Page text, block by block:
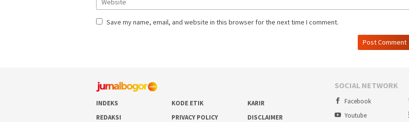
Save my name, email, and website in this browser for the next time I comment.
INDEKS KODE ETIK
KARIR
REDAKSI
PRIVACY POLICY DISCLAIMER
SOCIAL NETWORK
Facebook
Youtube